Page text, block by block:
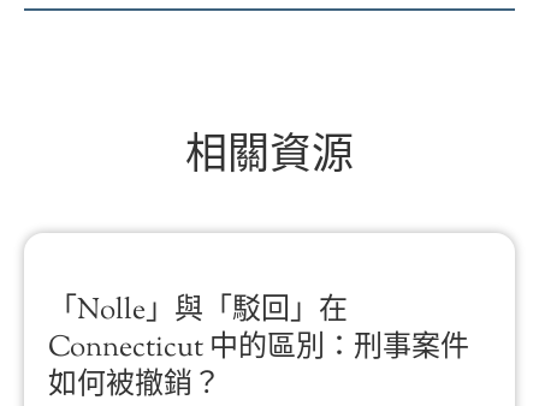
相關資源
「Nolle」與「駁回」在
Connecticut 中的區別：刑事案件
如何被撤銷？